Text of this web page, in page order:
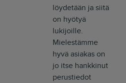
löydetään ja siitä
on hyötyä
lukijoille.
Mielestämme
hyvä asiakas on
jo itse hankkinut
perustiedot